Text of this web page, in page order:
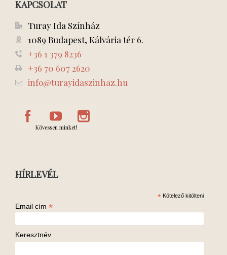
KAPCSOLAT
Turay Ida Színház
1089 Budapest, Kálvária tér 6.
+36 1 379 8236
+36 70 607 2620
info@turayidaszinhaz.hu
Kövessen minket!
HÍRLEVÉL
* Kötelező kitölteni
Email cím *
Keresztnév